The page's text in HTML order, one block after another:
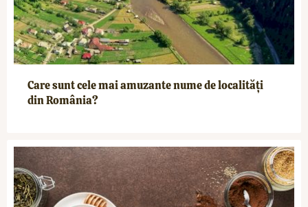
Care sunt cele mai amuzante nume de localități
din România?